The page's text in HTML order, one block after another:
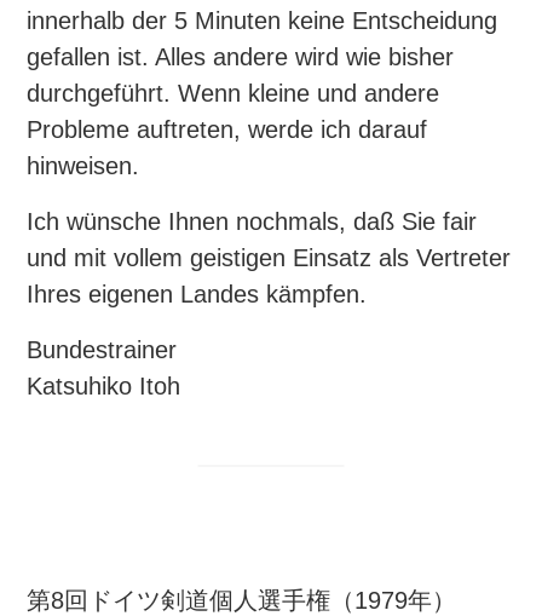
innerhalb der 5 Minuten keine Entscheidung
gefallen ist. Alles andere wird wie bisher
durchgeführt. Wenn kleine und andere
Probleme auftreten, werde ich darauf
hinweisen.
Ich wünsche Ihnen nochmals, daß Sie fair
und mit vollem geistigen Einsatz als Vertreter
Ihres eigenen Landes kämpfen.
Bundestrainer
Katsuhiko Itoh
第8回ドイツ剣道個人選手権（1979年）